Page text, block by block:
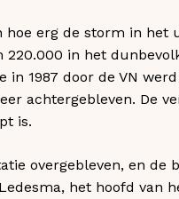
hoe erg de storm in het
220.000 in het
in 1987 door de VN
achtergebleven. De
is.
overgebleven, en
het hoofd van